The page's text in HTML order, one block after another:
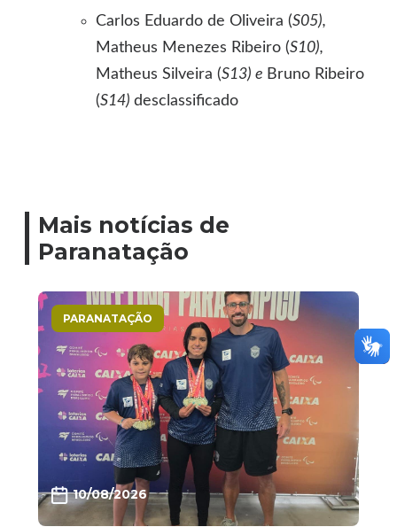
Carlos Eduardo de Oliveira (S05),
Matheus Menezes Ribeiro (S10),
Matheus Silveira (S13) e Bruno Ribeiro
(S14)desclassificado
Mais notícias de
Paranatação
PARANATAÇÃO
10/08/2026